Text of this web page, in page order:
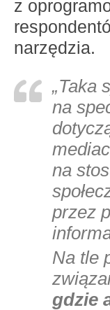
z
narzędzia.
„Taka
na
na
przez
Na tle
gdzie